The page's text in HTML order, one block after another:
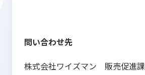
問い合わせ先
株式会社ワイズマン 販売促進課